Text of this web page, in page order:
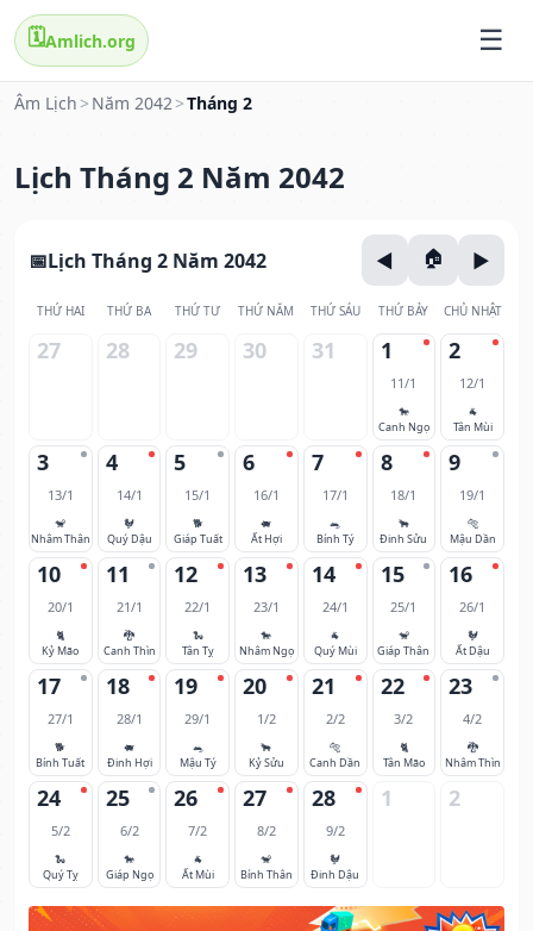
🗓️Amlich.org
Âm Lịch > Năm 2042>Tháng 2
Lịch Tháng 2 Năm 2042
Lịch Tháng 2 Năm 2042
THỨ HAI THỨ BA THỨ TƯ THỨ NĂM THỨ SÁU THỨ BẢY CHỦ NHẬT
27 28 29 30 31 1
11/1
🐎
Canh Ngọ
2
12/1
🐐
Tân Mùi
3
13/1
🐒
Nhâm Thân
4
14/1
🐓
Quý Dậu
5
15/1
🐕
Giáp Tuất
6
16/1
🐖
Ất Hợi
7
17/1
🐀
Bính Tý
8
18/1
🐂
Đinh Sửu
9
19/1
🐅
Mậu Dần
10
20/1
🐈
Kỷ Mão
11
21/1
🐉
Canh Thìn
12
22/1
🐍
Tân Tỵ
13
23/1
🐎
Nhâm Ngọ
14
24/1
🐐
Quý Mùi
15
25/1
🐒
Giáp Thân
16
26/1
🐓
Ất Dậu
17
27/1
🐕
Bính Tuất
18
28/1
🐖
Đinh Hợi
19
29/1
🐀
Mậu Tý
20
1/2
🐂
Kỷ Sửu
21
2/2
🐅
Canh Dần
22
3/2
🐈
Tân Mão
23
4/2
🐉
Nhâm Thìn
24
5/2
🐍
Quý Tỵ
25
6/2
🐎
Giáp Ngọ
26
7/2
🐐
Ất Mùi
27
8/2
🐒
Bính Thân
28
9/2
🐓
Đinh Dậu
1 2